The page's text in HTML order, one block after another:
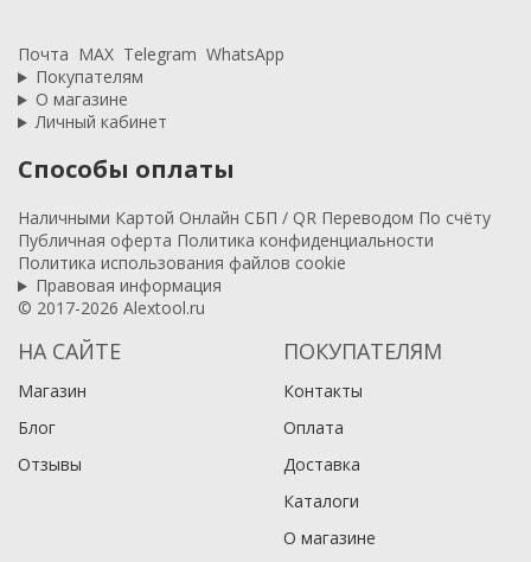
Почта MAX Telegram WhatsApp
Покупателям
О магазине
Личный кабинет
Способы оплаты
Наличными Картой Онлайн СБП / QR Переводом По счёту
Публичная оферта Политика конфиденциальности
Политика использования файлов cookie
Правовая информация
© 2017-2026 Alextool.ru
НА САЙТЕ
Магазин
Блог
Отзывы
ПОКУПАТЕЛЯМ
Контакты
Оплата
Доставка
Каталоги
О магазине